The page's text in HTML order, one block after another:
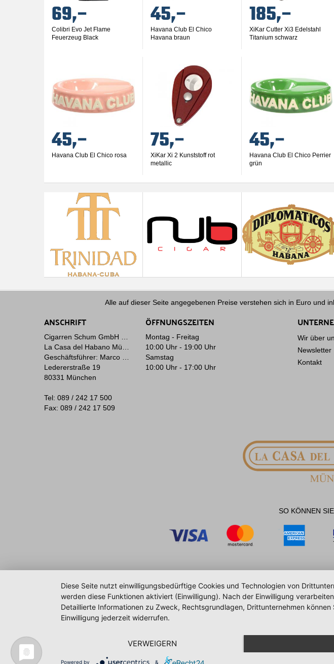
69,–
Colibri Evo Jet Flame
Feuerzeug Black
45,–
Havana Club El Chico
Havana braun
185,–
XiKar Cutter Xi3 Edelstahl
Titanium schwarz
45,–
Havana Club El Chico rosa 75,–
XiKar Xi 2 Kunststoff rot
metallic
45,–
Havana Club El Chico Perrier
grün
Alle auf dieser Seite angegebenen Preise verstehen sich in Euro und
ANSCHRIFT
La Casa del Habano München
Geschäftsführer: Marco Schum
Ledererstraße 19
80331 München
Tel: 089 / 242 17 500
Fax: 089 / 242 17 509
ÖFFNUNGSZEITEN
Montag - Freitag
10:00 Uhr - 19:00 Uhr
Samstag
10:00 Uhr - 17:00 Uhr
Wir über
Newsletter
Kontakt
SO KÖNNEN
Diese Seite nutzt einwilligungsbedürftige Cookies und Technologien von
werden diese Funktionen aktiviert (Einwilligung). Nach der Einwilligung
Detaillierte Informationen zu Zweck, Rechtsgrundlagen, Drittunternehmen
Einwilligung jederzeit widerrufen.
VERWEIGERN
Powered by &